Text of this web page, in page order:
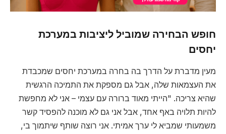
חופש הבחירה שמוביל ליציבות במערכת
יחסים
מעין מדברת על הדרך בה בחרה במערכת יחסים שמכבדת
את העצמאות שלה, אבל גם מספקת את התמיכה הרגשית
שהיא צריכה. "הייתי מאוד ברורה עם עצמי – אני לא מחפשת
להיות תלויה באף אחד, אבל אני גם לא מוכנה להפסיד קשר
משמעותי שמביא לי ערך אמיתי. אני רוצה שותף שיתמוך בי,